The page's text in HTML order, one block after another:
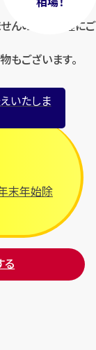
んのでお気軽にご
ございます。
いたしま
末年始除
る